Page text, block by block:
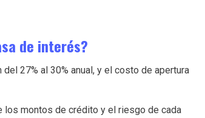
de interés?
del 27% al 30% anual, y el costo de apertura
los montos de crédito y el riesgo de cada